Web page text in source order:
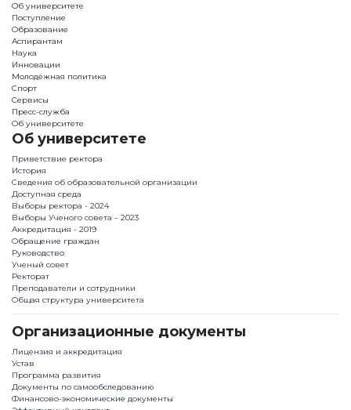
Об университете
Поступление
Образование
Аспирантам
Наука
Инновации
Молодёжная политика
Спорт
Сервисы
Пресс-служба
Об университете
Об университете
Приветствие ректора
История
Сведения об образовательной организации
Доступная среда
Выборы ректора - 2024
Выборы Ученого совета – 2023
Аккредитация - 2019
Обращение граждан
Руководство
Ученый совет
Ректорат
Преподаватели и сотрудники
Общая структура университета
Организационные документы
Лицензия и аккредитация
Устав
Программа развития
Документы по самообследованию
Финансово-экономические документы